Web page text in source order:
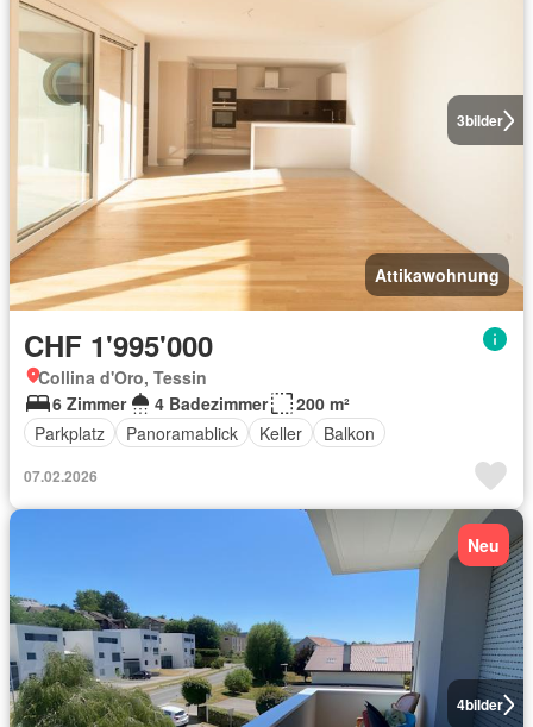
3bilder
Attikawohnung
CHF 1'995'000
Collina d'Oro, Tessin
6 Zimmer
4 Badezimmer
200 m²
Parkplatz
Panoramablick Keller Balkon
07.02.2026
4bilder
Neu